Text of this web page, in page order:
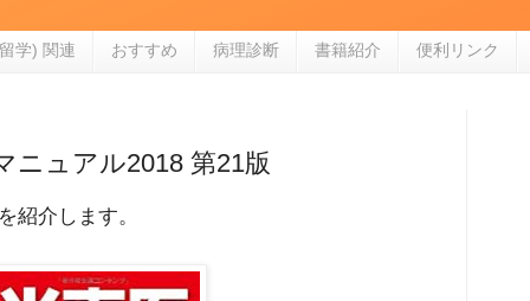
学) 関連 おすすめ 病理診断 書籍紹介 便利リンク
ニュアル2018 第21版
介します。